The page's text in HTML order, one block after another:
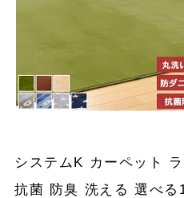
システムK カーペット
抗菌 防臭 洗える 選べ